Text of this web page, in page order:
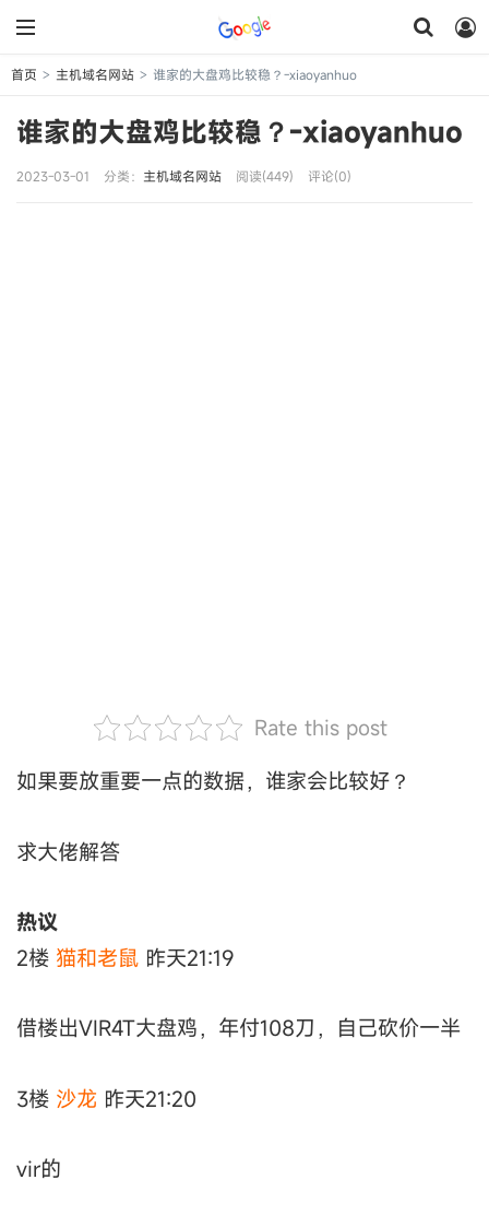
首页 > 主机域名网站 > 谁家的大盘鸡比较稳？-xiaoyanhuo
谁家的大盘鸡比较稳？-xiaoyanhuo
2023-03-01 分类： 主机域名网站 阅读(449) 评论(0)
Rate this post
如果要放重要一点的数据，谁家会比较好？
求大佬解答
热议
2楼 猫和老鼠 昨天21:19
借楼出VIR4T大盘鸡，年付108刀，自己砍价一半
3楼 沙龙 昨天21:20
vir的